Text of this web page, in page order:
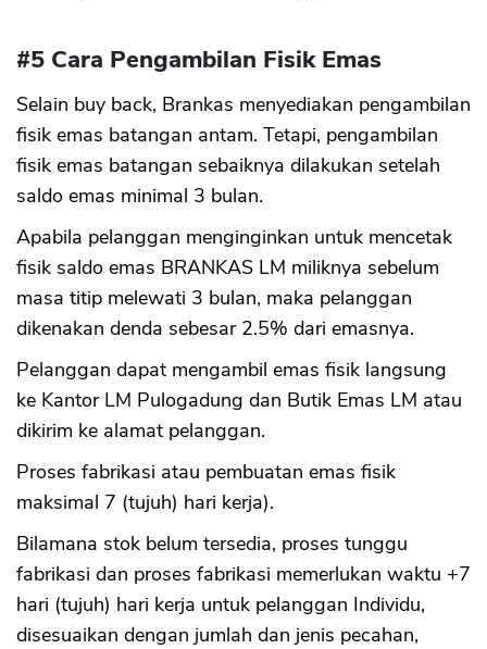
#5 Cara Pengambilan Fisik Emas
Selain buy back, Brankas menyediakan pengambilan
fisik emas batangan antam. Tetapi, pengambilan
fisik emas batangan sebaiknya dilakukan setelah
saldo emas minimal 3 bulan.
Apabila pelanggan menginginkan untuk mencetak
fisik saldo emas BRANKAS LM miliknya sebelum
masa titip melewati 3 bulan, maka pelanggan
dikenakan denda sebesar 2.5% dari emasnya.
Pelanggan dapat mengambil emas fisik langsung
ke Kantor LM Pulogadung dan Butik Emas LM atau
dikirim ke alamat pelanggan.
Proses fabrikasi atau pembuatan emas fisik
maksimal 7 (tujuh) hari kerja).
Bilamana stok belum tersedia, proses tunggu
fabrikasi dan proses fabrikasi memerlukan waktu +7
hari (tujuh) hari kerja untuk pelanggan Individu,
disesuaikan dengan jumlah dan jenis pecahan,